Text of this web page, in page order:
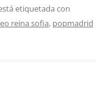
etiquetada con
reina sofia, popmadrid